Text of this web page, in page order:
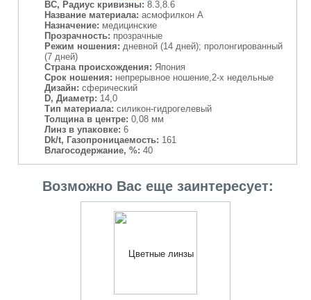
BC, Радиус кривизны: 8.3,8.6
Название материала: асмофилкон А
Назначение: медицинские
Прозрачность: прозрачные
Режим ношения: дневной (14 дней); пролонгированный
(7 дней)
Страна происхождения: Япония
Срок ношения: непрерывное ношение,2-х недельные
Дизайн: сферический
D, Диаметр: 14,0
Тип материала: силикон-гидрогелевый
Толщина в центре: 0,08 мм
Линз в упаковке: 6
Dk/t, Газопроницаемость: 161
Влагосодержание, %: 40
Возможно Вас еще заинтересует: